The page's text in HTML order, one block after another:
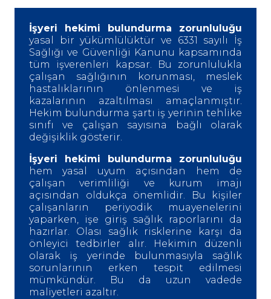
İşyeri hekimi bulundurma zorunluluğu
yasal bir yükümlülüktür ve 6331 sayılı İş
Sağlığı ve Güvenliği Kanunu kapsamında
tüm işverenleri kapsar. Bu zorunlulukla
çalışan sağlığının korunması, meslek
hastalıklarının önlenmesi ve iş
kazalarının azaltılması amaçlanmıştır.
Hekim bulundurma şartı iş yerinin tehlike
sınıfı ve çalışan sayısına bağlı olarak
değişiklik gösterir.
İşyeri hekimi bulundurma zorunluluğu
hem yasal uyum açısından hem de
çalışan verimliliği ve kurum imajı
açısından oldukça önemlidir. Bu kişiler
çalışanların periyodik muayenelerini
yaparken, işe giriş sağlık raporlarını da
hazırlar. Olası sağlık risklerine karşı da
önleyici tedbirler alır. Hekimin düzenli
olarak iş yerinde bulunmasıyla sağlık
sorunlarının erken tespit edilmesi
mümkündür. Bu da uzun vadede
maliyetleri azaltır.